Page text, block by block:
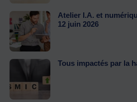
Atelier I.A. et
12 juin 2026
Tous impactés par la